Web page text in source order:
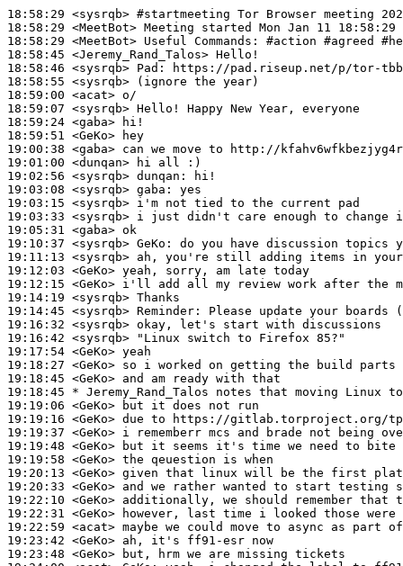
18:58:29 <sysrqb> #startmeeting Tor Browser meeting
18:58:29 <MeetBot>
18:58:29 <MeetBot>
18:58:45 <Jeremy_Rand_Talos>
18:58:46 <sysrqb> Pad:
18:58:55 <sysrqb>
18:59:00 <acat>
18:59:07 <sysrqb>
18:59:24 <gaba>
18:59:51 <GeKo>
19:00:38 <gaba>
19:01:00 <dunqan>
19:02:56 <sysrqb> dunqan:
19:03:08 <sysrqb> gaba:
19:03:15 <sysrqb>
19:03:33 <sysrqb>
19:05:31 <gaba>
19:10:37 <sysrqb> GeKo:
19:11:13 <sysrqb>
19:12:03 <GeKo>
19:12:15 <GeKo>
19:14:19 <sysrqb>
19:14:45 <sysrqb> Reminder:
19:16:32 <sysrqb>
19:16:42 <sysrqb>
19:17:54 <GeKo>
19:18:27 <GeKo>
19:18:45 <GeKo>
19:18:45 * Jeremy_Rand_Talos
notes that moving Linux
19:19:06 <GeKo>
19:19:16 <GeKo>
19:19:37 <GeKo>
19:19:48 <GeKo>
19:19:58 <GeKo>
19:20:13 <GeKo>
19:20:33 <GeKo>
19:22:10 <GeKo>
19:22:31 <GeKo>
19:22:59 <acat>
19:23:42 <GeKo>
19:23:48 <GeKo>